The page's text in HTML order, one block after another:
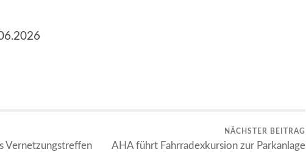
Vernetzungstreffen
NÄCHSTER BEITRAG
AHA führt Fahrradexkursion zur Parkanlage